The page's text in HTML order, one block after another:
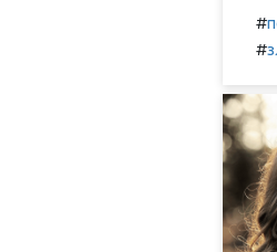
#
#